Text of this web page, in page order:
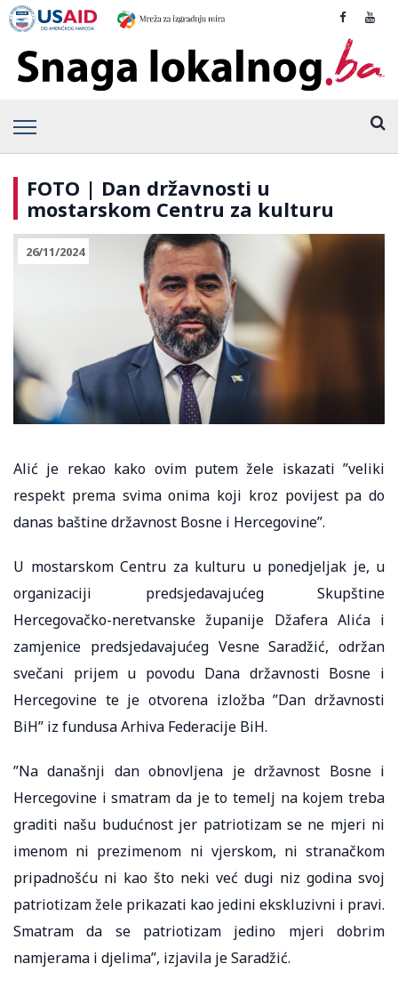
FOTO | Dan državnosti u
mostarskom Centru za kulturu
26/11/2024
Alić je rekao kako ovim putem žele iskazati ”veliki
respekt prema svima onima koji kroz povijest pa do
danas baštine državnost Bosne i Hercegovine”.
U mostarskom Centru za kulturu u ponedjeljak je, u
organizaciji predsjedavajućeg Skupštine
Hercegovačko-neretvanske županije Džafera Alića i
zamjenice predsjedavajućeg Vesne Saradžić, održan
svečani prijem u povodu Dana državnosti Bosne i
Hercegovine te je otvorena izložba ”Dan državnosti
BiH” iz fundusa Arhiva Federacije BiH.
”Na današnji dan obnovljena je državnost Bosne i
Hercegovine i smatram da je to temelj na kojem treba
graditi našu budućnost jer patriotizam se ne mjeri ni
imenom ni prezimenom ni vjerskom, ni stranačkom
pripadnošću ni kao što neki već dugi niz godina svoj
patriotizam žele prikazati kao jedini ekskluzivni i pravi.
Smatram da se patriotizam jedino mjeri dobrim
namjerama i djelima”, izjavila je Saradžić.